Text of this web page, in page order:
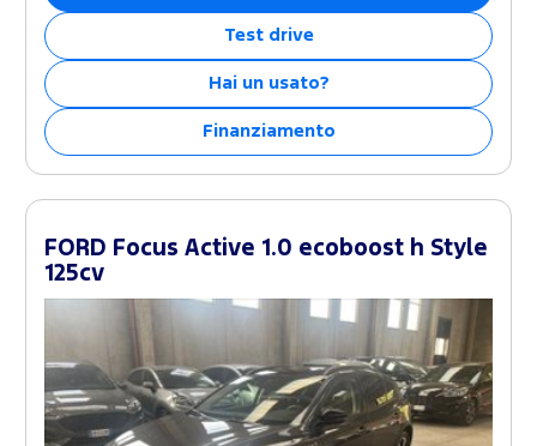
Test drive
Hai un usato?
Finanziamento
FORD Focus Active 1.0 ecoboost h Style
125cv